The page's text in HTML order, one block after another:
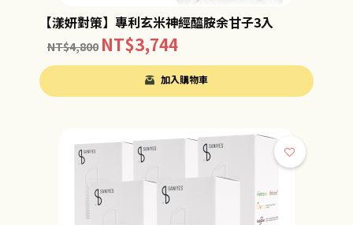
【漾妍對策】專利玄米神經醯胺余甘子3入
NT$4,800 NT$3,744
加入購物車